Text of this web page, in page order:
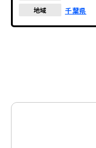
地域 千葉県